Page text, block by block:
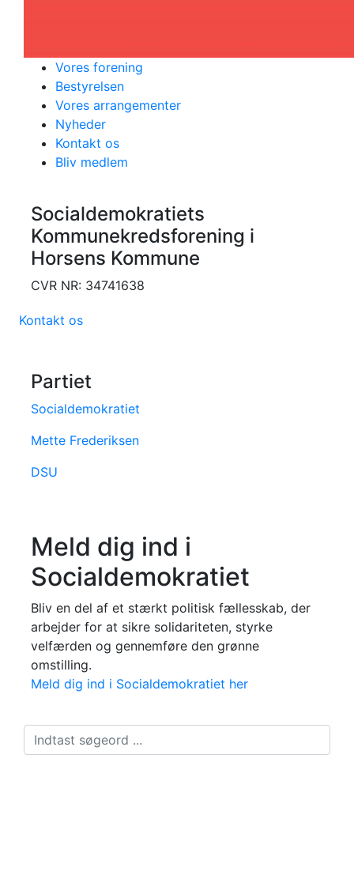
Vores forening
Bestyrelsen
Vores arrangementer
Nyheder
Kontakt os
Bliv medlem
Socialdemokratiets
Kommunekredsforening i
Horsens Kommune
CVR NR: 34741638
Kontakt os
Partiet
Socialdemokratiet
Mette Frederiksen
DSU
Meld dig ind i
Socialdemokratiet
Bliv en del af et stærkt politisk fællesskab, der
arbejder for at sikre solidariteten, styrke
velfærden og gennemføre den grønne
omstilling.
Meld dig ind i Socialdemokratiet her